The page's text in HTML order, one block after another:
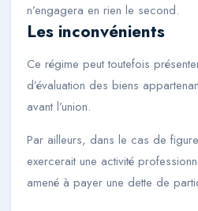
n’engagera en rien le second.
Les inconvénients
Ce régime peut toutefois
d’évaluation des biens
avant l’union.
Par ailleurs, dans le cas de
exercerait une activité
amené à payer une dette de